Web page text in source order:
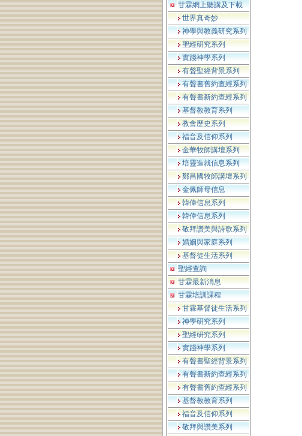
甘霖網上聽講及下載
世界真奇妙
神學與教義研究系列
聖經研究系列
實踐神學系列
有聲聖經背景系列
有聲書舊約查經系列
有聲書新約查經系列
基督教教育系列
教會歷史系列
福音及信仰系列
金華牧師講壇系列
培靈造就信息系列
鄭昌國牧師講壇系列
金佩師母信息
韓偉信息系列
韓偉信息系列
敬拜讚美與詩歌系列
婚姻與家庭系列
基督徒生活系列
聖經查詢
甘霖最新消息
甘霖培訓課程
甘霖基督徒生活系列
神學研究系列
聖經研究系列
實踐神學系列
有聲書聖經背景系列
有聲書新約查經系列
有聲書舊約查經系列
基督教教育系列
福音及信仰系列
敬拜與讚美系列